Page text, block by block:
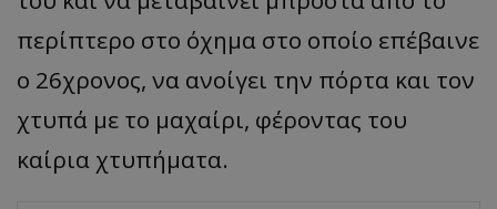
περίπτερο στο όχημα στο οποίο επέβαινε
ο 26χρονος, να ανοίγει την πόρτα και τον
χτυπά με το μαχαίρι, φέροντας του
καίρια χτυπήματα.